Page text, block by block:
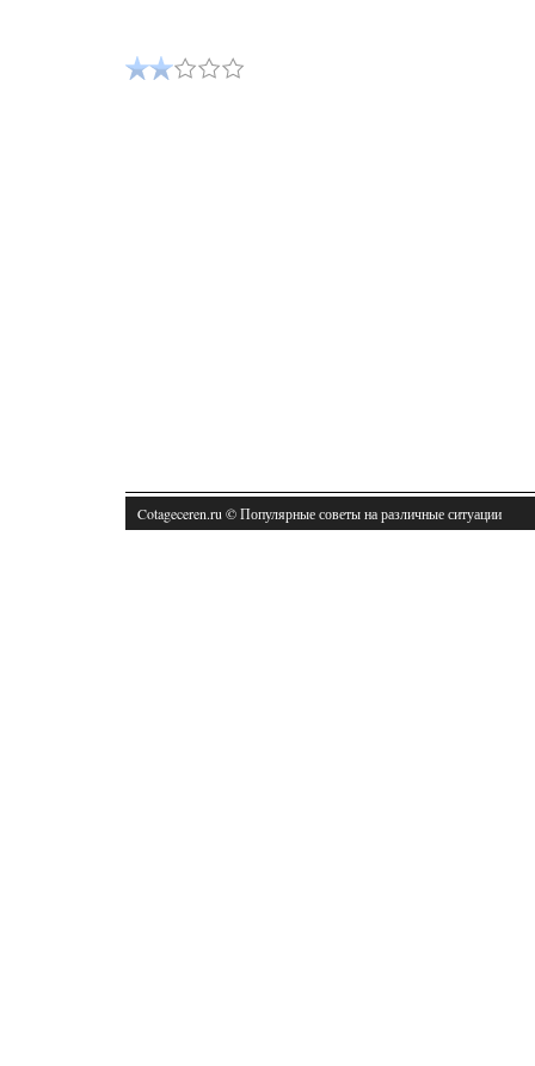
Cotageceren.ru © Популярные советы на различные ситуации